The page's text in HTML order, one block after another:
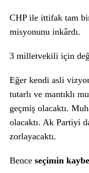
CHP ile ittifak tam
misyonunu inkârdı.
3 milletvekili için
Eğer kendi asli
tutarlı ve mantıklı
geçmiş olacaktı.
olacaktı. Ak Partiyi
zorlayacaktı.
Bence seçimin